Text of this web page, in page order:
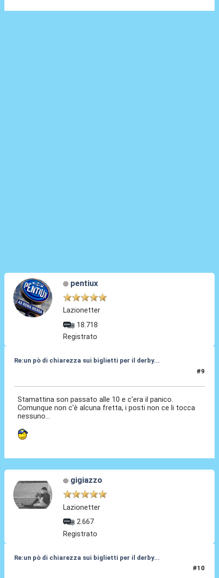
pentiux
Lazionetter
18.718
Registrato
Re:un pò di chiarezza sui biglietti per il derby...
#9
Stamattina son passato alle 10 e c'era il panico.
Comunque non c'è alcuna fretta, i posti non ce li tocca
nessuno...
gigiazzo
Lazionetter
2.667
Registrato
Re:un pò di chiarezza sui biglietti per il derby...
#10